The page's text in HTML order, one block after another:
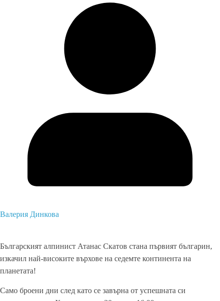
Валерия Динкова
Българският алпинист Атанас Скатов стана първият българин,
изкачил най-високите върхове на седемте континента на
планетата!
Само броени дни след като се завърна от успешната си